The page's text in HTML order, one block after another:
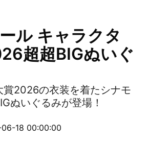
ル キャラクタ
超超BIGぬいぐ
賞2026の衣装を着たシナモ
ぬいぐるみが登場！
18 00:00:00